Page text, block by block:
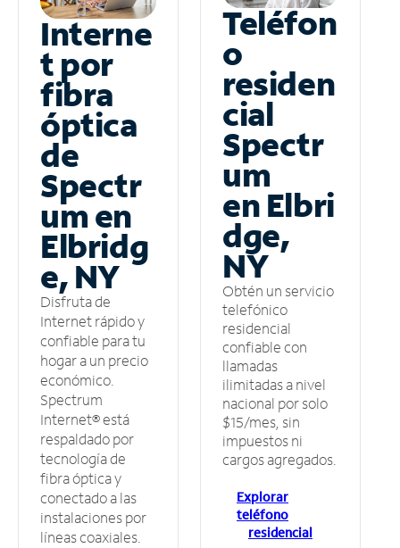
Interne
t por
fibra
óptica
de
Spectr
um en
Elbridg
e, NY
Disfruta de
Internet rápido y
confiable para tu
hogar a un precio
económico.
Spectrum
Internet® está
respaldado por
tecnología de
fibra óptica y
conectado a las
instalaciones por
líneas coaxiales.
Teléfon
o
residen
cial
Spectr
um
en Elbri
dge,
NY
Obtén un servicio
telefónico
residencial
confiable con
llamadas
ilimitadas a nivel
nacional por solo
$15/mes, sin
impuestos ni
cargos agregados.
Explorar
teléfono
residencial